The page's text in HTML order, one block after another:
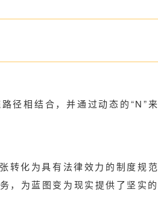
径相结合，并通过动态的“N”来
转化为具有法律效力的制度规范
，为蓝图变为现实提供了坚实的